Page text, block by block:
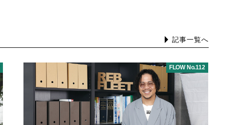
記事一覧へ
FLOW No.112